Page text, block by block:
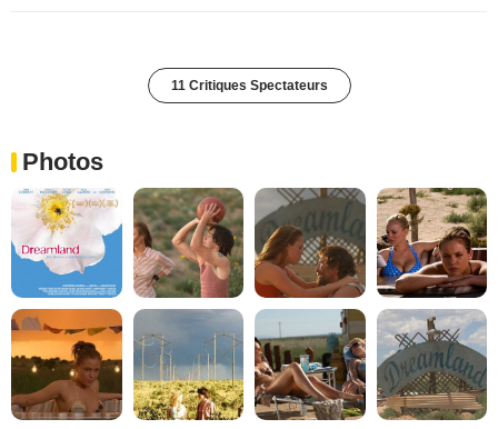
11 Critiques Spectateurs
Photos